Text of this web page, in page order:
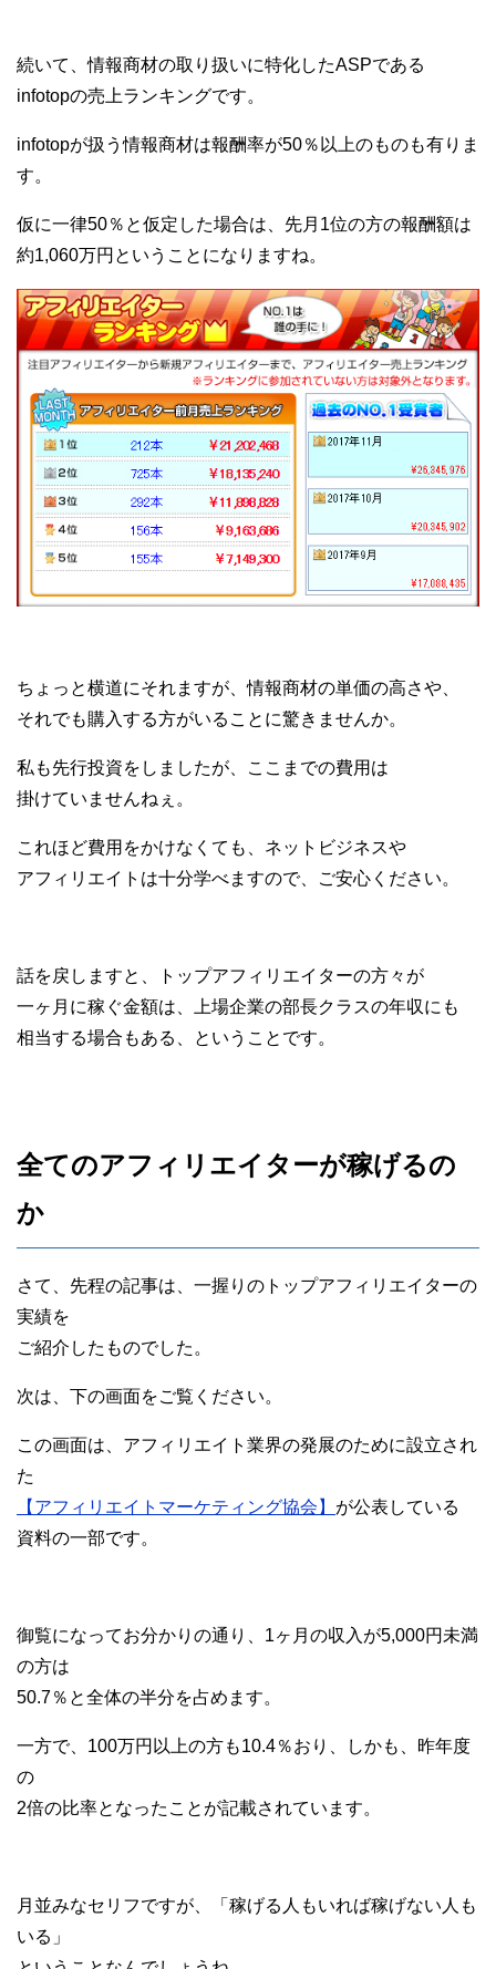
続いて、情報商材の取り扱いに特化したASPである
infotopの売上ランキングです。
infotopが扱う情報商材は報酬率が50％以上のものも有りま
す。
仮に一律50％と仮定した場合は、先月1位の方の報酬額は
約1,060万円ということになりますね。
ちょっと横道にそれますが、情報商材の単価の高さや、
それでも購入する方がいることに驚きませんか。
私も先行投資をしましたが、ここまでの費用は
掛けていませんねぇ。
これほど費用をかけなくても、ネットビジネスや
アフィリエイトは十分学べますので、ご安心ください。
話を戻しますと、トップアフィリエイターの方々が
一ヶ月に稼ぐ金額は、上場企業の部長クラスの年収にも
相当する場合もある、ということです。
全てのアフィリエイターが稼げるの
か
さて、先程の記事は、一握りのトップアフィリエイターの
実績を
ご紹介したものでした。
次は、下の画面をご覧ください。
この画面は、アフィリエイト業界の発展のために設立され
た
【アフィリエイトマーケティング協会】 が公表している
資料の一部です。
御覧になってお分かりの通り、1ヶ月の収入が5,000円未満
の方は
50.7％と全体の半分を占めます。
一方で、100万円以上の方も10.4％おり、しかも、昨年度
の
2倍の比率となったことが記載されています。
月並みなセリフですが、「稼げる人もいれば稼げない人も
いる」